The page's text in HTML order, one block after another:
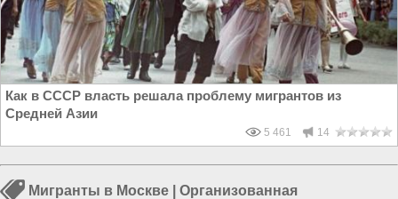
Как в СССР власть решала проблему мигрантов из
Средней Азии
5 461 14
Мигранты в Москве
Организованная